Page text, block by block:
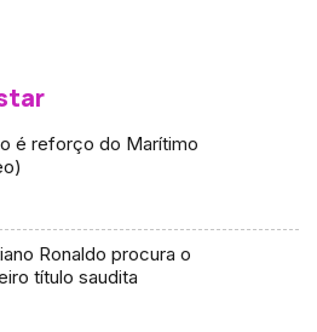
é reforço do Marítimo
Ronaldo procura o
título saudita